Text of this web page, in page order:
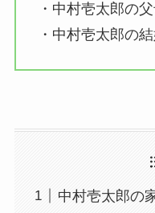
・中村壱太郎の
・中村壱太郎の
中村壱太郎の